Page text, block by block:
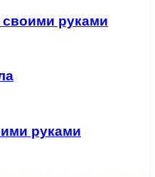
своими руками
руками